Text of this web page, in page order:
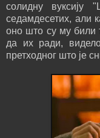
солидну вуксију
седамдесетих, али
оно што су му били
да их ради,
претходног што је